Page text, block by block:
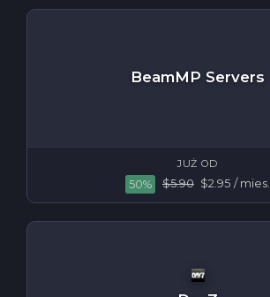
BeamMP Servers
JUŻ OD
50% $5.90 $2.95 / mies.